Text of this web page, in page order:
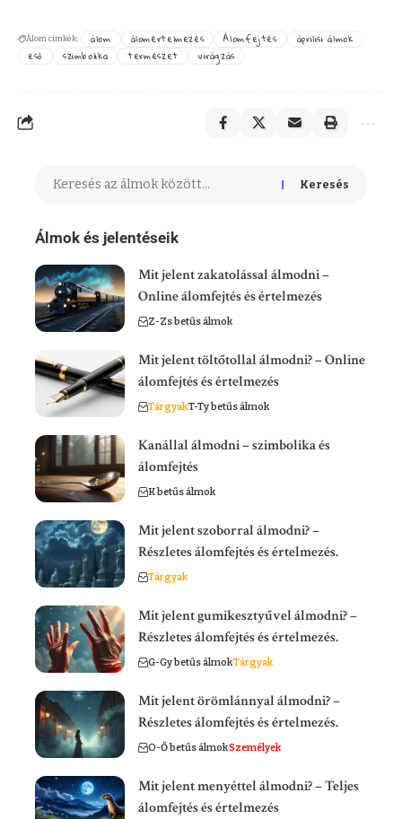
Álom címkék: álom álomértelmezés Álomfejtés
áprilisi álmok
eső
szimbolika természet virágzás
Keresés
Álmok és jelentéseik
Mit jelent zakatolással álmodni –
Online álomfejtés és értelmezés
Z-Zs betűs álmok
Mit jelent töltőtollal álmodni? – Online
álomfejtés és értelmezés
TárgyakT-Ty betűs álmok
Kanállal álmodni – szimbolika és
álomfejtés
K betűs álmok
Mit jelent szoborral álmodni? –
Részletes álomfejtés és értelmezés.
Tárgyak
Mit jelent gumikesztyűvel álmodni? –
Részletes álomfejtés és értelmezés.
G-Gy betűs álmokTárgyak
Mit jelent örömlánnyal álmodni? –
Részletes álomfejtés és értelmezés.
O-Ő betűs álmokSzemélyek
Mit jelent menyéttel álmodni? – Teljes
álomfejtés és értelmezés